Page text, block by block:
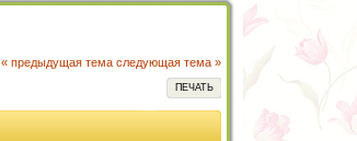
« предыдущая тема следующая тема »
ПЕЧАТЬ